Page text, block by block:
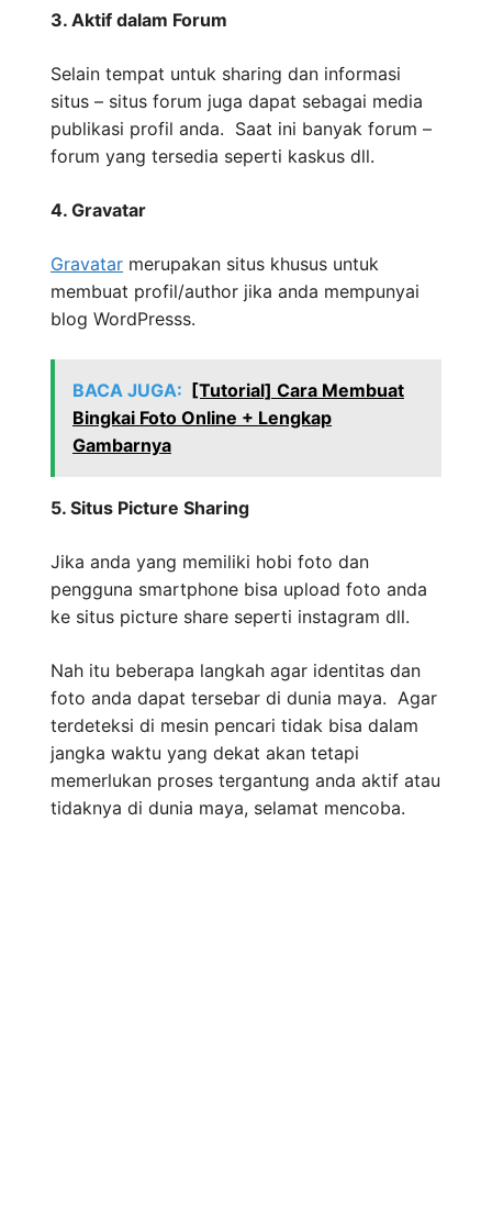
3. Aktif dalam Forum
Selain tempat untuk sharing dan informasi
situs – situs forum juga dapat sebagai media
publikasi profil anda. Saat ini banyak forum –
forum yang tersedia seperti kaskus dll.
4. Gravatar
Gravatar merupakan situs khusus untuk
membuat profil/author jika anda mempunyai
blog WordPresss.
BACA JUGA:
[Tutorial] Cara Membuat
Bingkai Foto Online + Lengkap
Gambarnya
5. Situs Picture Sharing
Jika anda yang memiliki hobi foto dan
pengguna smartphone bisa upload foto anda
ke situs picture share seperti instagram dll.
Nah itu beberapa langkah agar identitas dan
foto anda dapat tersebar di dunia maya. Agar
terdeteksi di mesin pencari tidak bisa dalam
jangka waktu yang dekat akan tetapi
memerlukan proses tergantung anda aktif atau
tidaknya di dunia maya, selamat mencoba.